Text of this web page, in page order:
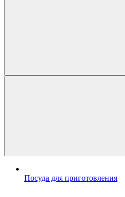
Посуда для приготовления